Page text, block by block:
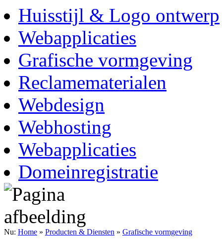
Huisstijl & Logo ontwerp
Webapplicaties
Grafische vormgeving
Reclamematerialen
Webdesign
Webhosting
Webapplicaties
Domeinregistratie
Nu: Home » Producten & Diensten » Grafische vormgeving